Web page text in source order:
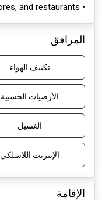
• Near Douglass Park, grocery stores, and restaurants
المرافق
تكييف الهواء
الأرضيات الخشبية
الغسيل
الإنترنت اللاسلكي
الإقامة